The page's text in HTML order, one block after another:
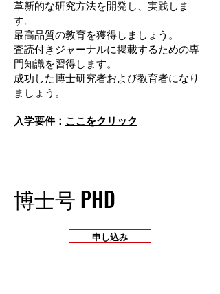
革新的な研究方法を開発し、実践しま
す。
最高品質の教育を獲得しましょう。
査読付きジャーナルに掲載するための専
門知識を習得します。
成功した博士研究者および教育者になり
ましょう。
入学要件： ここをクリック
博士号 PHD
申し込み